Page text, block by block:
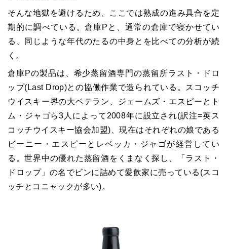
そんな地獄を避けるため、ここでは熟成の進み具合を定
期的に調べている。倉庫Pと、通常の倉庫で寝かせてい
る、同じような年代のたるの中身とを比べての分析が続
く。
倉庫Pの製品は、希少蒸留酒専門の蒸留所ラスト・ドロ
ップ(Last Drop)との協働作業で造られている。スコッチ
ウイスキー界の大ベテラン、ジェームズ・エスピーとト
ム・ジャゴら3人によって2008年に設立され(訳注=英ス
コッチウイスキー協会加盟)、現在はそれぞれの娘である
ビーニー・エスピーとレベッカ・ジャゴが経営してい
る。世界中の優れた蒸留酒をくまなく探し、「ラスト・
ドロップ」の名でビンに詰めて愛飲家に売っている(スコ
ッチとコニャックが多い)。